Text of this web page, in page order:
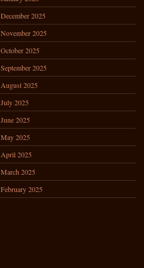
December 2025
November 2025
October 2025
September 2025
August 2025
July 2025
June 2025
May 2025
April 2025
March 2025
February 2025